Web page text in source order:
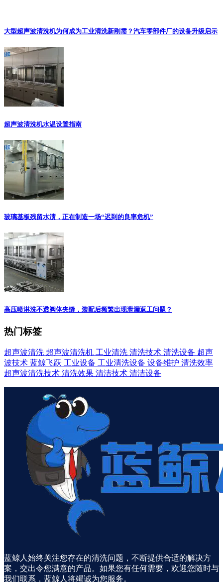
大型超声波清洗机为何成为工业清洗新刚需？汽车零部件厂的设备升级启示
超声波清洗机水温设置指南
玻璃基板残留水渍，正在制造一场“迟到的良率危机”
高压喷淋洗不透阀体夹缝，装配后频繁出现泄漏返工问题？
热门标签
超声波清洗 超声波清洗机 工业清洗 清洗技术 清洗设备 超声
波技术 蓝鲸飞跃 工业设备 工业清洗设备 设备维护 清洗效率
超声波清洗技术 清洗效果 清洁技术 清洁设备
蓝鲸人始终关注您存在的清洗问题，不断提供合适的解决方
案，交出令您满意的产品。如果您有任何需要，欢迎您随时与
我们联系，蓝鲸人将竭诚为您服务。